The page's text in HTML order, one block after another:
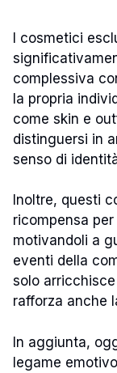
I cosmetici
complessiva
la propria
come skin e
distinguersi in
senso di
Inoltre, questi
ricompensa
motivandoli a
eventi della
solo
rafforza anche
In aggiunta,
legame